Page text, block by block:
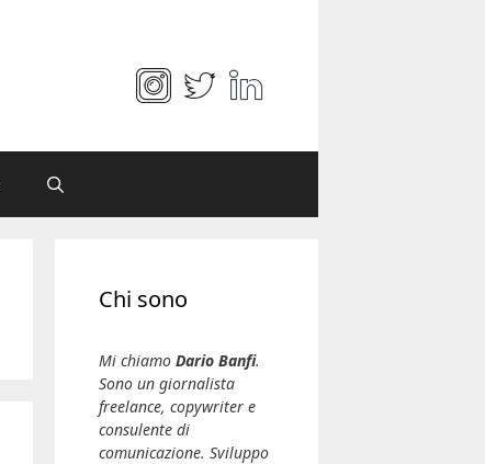
Chi sono
Mi chiamo Dario Banfi.
Sono un giornalista
freelance, copywriter e
consulente di
comunicazione. Sviluppo